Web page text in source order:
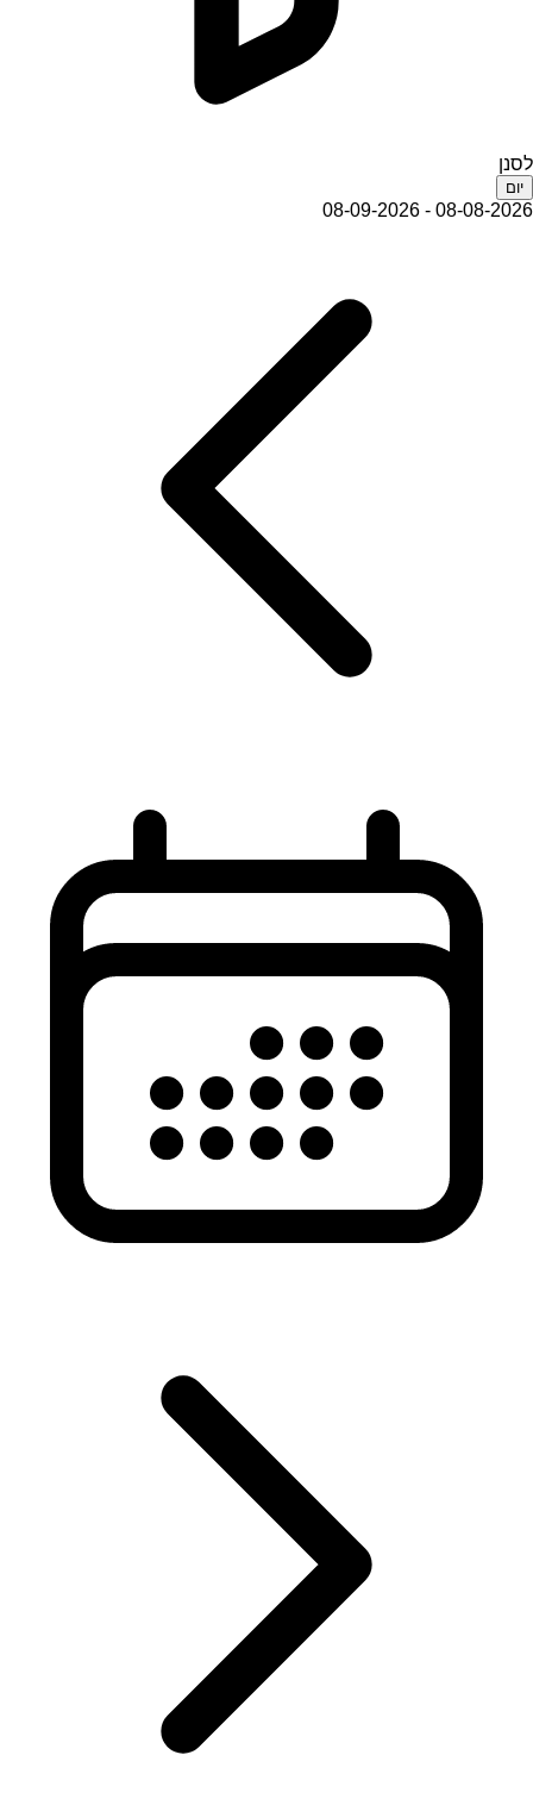
לסנן
יום
08-08-2026 - 08-09-2026